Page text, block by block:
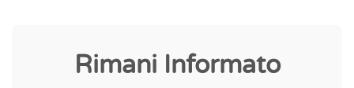
Rimani Informato